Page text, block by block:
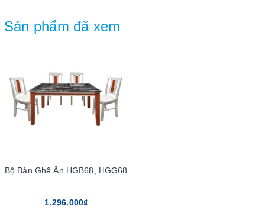
Sản phẩm đã xem
Bộ Bàn Ghế Ăn HGB68, HGG68
1.296.000₫